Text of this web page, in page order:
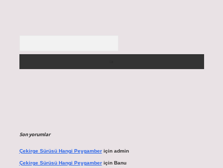
Son yorumlar
Çekirge Sürüsü Hangi Peygamberiçin admin
Çekirge Sürüsü Hangi Peygamberiçin Banu